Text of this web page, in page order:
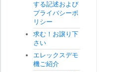
する記述および
プライバシーポ
リシー
求む！お譲り下
さい
エレックスデモ
機ご紹介